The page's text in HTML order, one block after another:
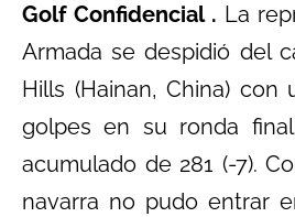
Golf Confidencial . La
Armada se despidió del
Hills (Hainan, China) con
golpes en su ronda
acumulado de 281 (-7).
navarra no pudo entrar